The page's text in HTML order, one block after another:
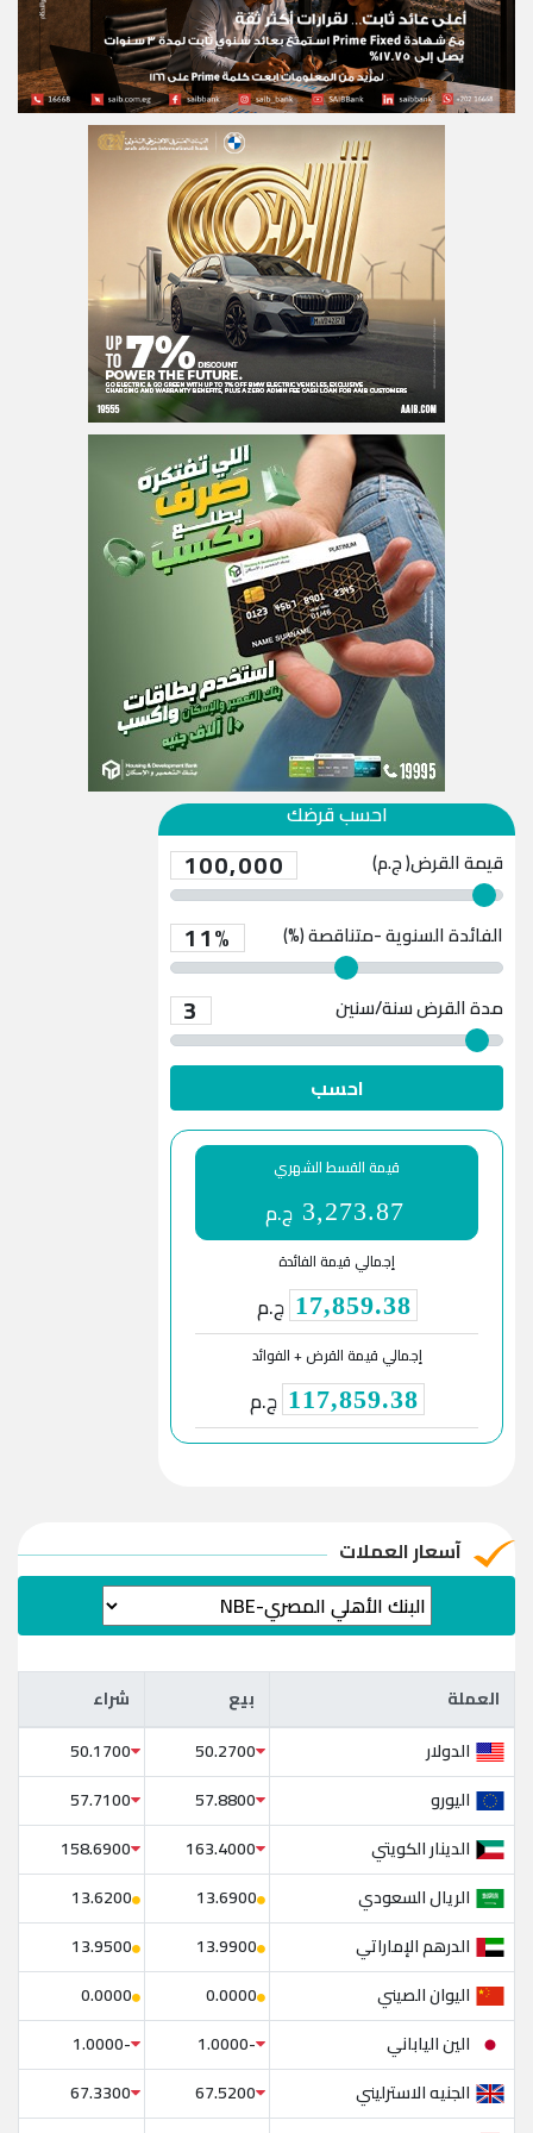
احسب قرضك
قيمة القرض( ج.م) 100,000
الفائدة السنوية -متناقصة (%) 11%
مدة القرض 3 سنة/سنين
احسب
قيمة القسط الشهري
3,273.87 ج.م
إجمالي قيمة الفائدة
17,859.38 ج.م
إجمالي قيمة القرض + الفوائد
117,859.38 ج.م
آسعار العملات
العملة بيع شراء العملة بيع
شراء
الدولار
50.2700
50.1700
اليورو
57.8800
57.7100
الدينار الكويتي
163.4000
158.6900
الريال السعودي
13.6900
13.6200
الدرهم الإماراتي
13.9900
13.9500
اليوان الصيني
0.0000
0.0000
الين الياباني
-1.0000
-1.0000
الجنيه الاسترليني
67.5200
67.3300